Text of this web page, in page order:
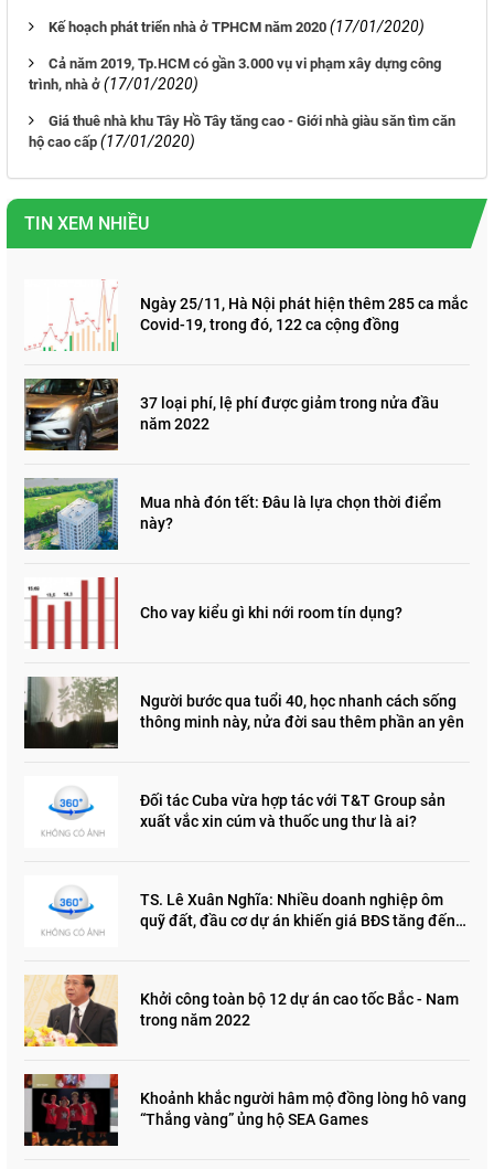
Kế hoạch phát triển nhà ở TPHCM năm 2020 (17/01/2020)
Cả năm 2019, Tp.HCM có gần 3.000 vụ vi phạm xây dựng công
trình, nhà ở (17/01/2020)
Giá thuê nhà khu Tây Hồ Tây tăng cao - Giới nhà giàu săn tìm căn
hộ cao cấp (17/01/2020)
TIN XEM NHIỀU
Ngày 25/11, Hà Nội phát hiện thêm 285 ca mắc
Covid-19, trong đó, 122 ca cộng đồng
37 loại phí, lệ phí được giảm trong nửa đầu
năm 2022
Mua nhà đón tết: Đâu là lựa chọn thời điểm
này?
Cho vay kiểu gì khi nới room tín dụng?
Người bước qua tuổi 40, học nhanh cách sống
thông minh này, nửa đời sau thêm phần an yên
Đối tác Cuba vừa hợp tác với T&T Group sản
xuất vắc xin cúm và thuốc ung thư là ai?
TS. Lê Xuân Nghĩa: Nhiều doanh nghiệp ôm
quỹ đất, đầu cơ dự án khiến giá BĐS tăng đến
Khởi công toàn bộ 12 dự án cao tốc Bắc - Nam
trong năm 2022
Khoảnh khắc người hâm mộ đồng lòng hô vang
“Thắng vàng” ủng hộ SEA Games